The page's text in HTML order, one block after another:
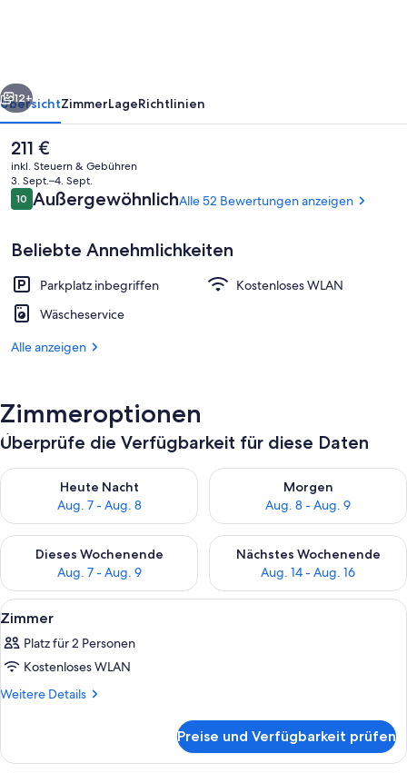
Room
at
the
Itty
Bitty
Außenbereich
Weiter
12+
ÜbersichtZimmerLageRichtlinien
Der
aktuelle
Preis
beträgt
211 €.
211 €
inkl. Steuern & Gebühren
3. Sept.–4. Sept.
Bewertungen
1010 von 10.
AußergewöhnlichAlle 52 Bewertungen anzeigen
Beliebte Annehmlichkeiten
Parkplatz inbegriffen
Kostenloses WLAN
Wäscheservice
Alle anzeigen
Zimmeroptionen
Überprüfe die Verfügbarkeit für diese Daten
Heute Nacht
Aug. 7 - Aug. 8
Überprüfe die Verfügbarkeit für heute Nacht, Aug. 7 - Aug. 8.
Morgen
Aug. 8 - Aug. 9
Überprüfe die Verfügbarkeit
Dieses Wochenende
Aug. 7 - Aug. 9
Überprüfe die Verfügbarkeit für dieses Wochenende, Aug. 7
Nächstes Wochenende
Aug. 14 - Aug. 16
Überprüfe die Verfügbarkeit
Alle
Fotos
für
Zimmer
anzeigen
Eine Hand hält ein altes Mikrofon in
1
Zimmer
Platz für 2 Personen
Kostenloses WLAN
Weitere Details
Weitere
Preise und Verfügbarkeit prüfen